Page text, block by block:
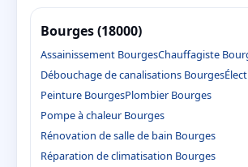
Bourges (18000)
Assainissement BourgesChauffagiste
Débouchage de canalisations Bourges
Peinture BourgesPlombier Bourges
Pompe à chaleur Bourges
Rénovation de salle de bain Bourges
Réparation de climatisation Bourges